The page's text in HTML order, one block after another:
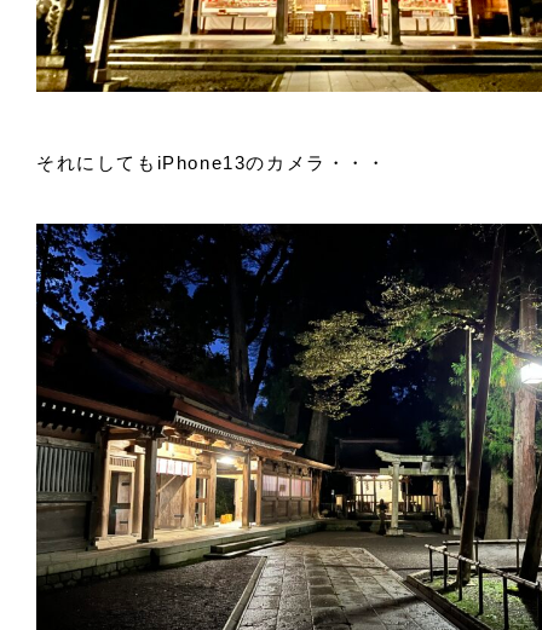
それにしてもiPhone13のカメラ・・・